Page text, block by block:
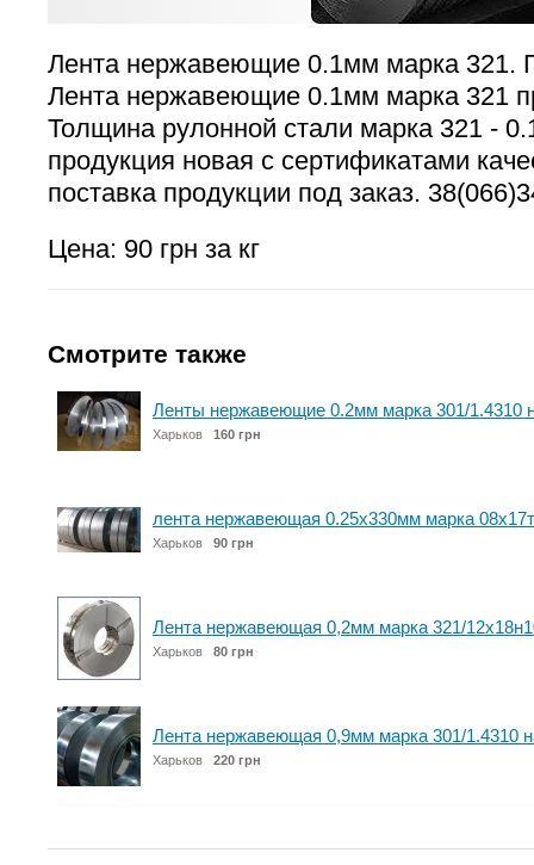
Лента нержавеющие 0.1мм марка 321.
Лента нержавеющие 0.1мм марка 321
Толщина рулонной стали марка 321 -
продукция новая с сертификатами
поставка продукции под заказ.
Цена: 90 грн за кг
Смотрите также
Ленты нержавеющие 0.2мм марка 301/1.4310
Харьков 160 грн
лента нержавеющая 0.25х330мм марка
Харьков 90 грн
Лента нержавеющая 0,2мм марка 321/
Харьков 80 грн
Лента нержавеющая 0,9мм марка 301/1.4310
Харьков 220 грн